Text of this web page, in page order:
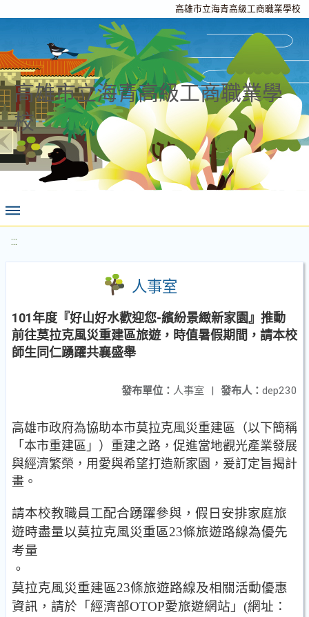
高雄市立海青高級工商職業學校
高雄市立海青高級工商職業學
校
:::
人事室
101年度『好山好水歡迎您-繽紛景緻新家園』推動
前往莫拉克風災重建區旅遊，時值暑假期間，請本校
師生同仁踴躍共襄盛舉
發布人： dep230
發布單位： 人事室 |
高雄市政府為協助本市莫拉克風災重建區（以下簡稱
「本市重建區」）重建之路，促進當地觀光產業發展
與經濟繁榮，用愛與希望打造新家園，爰訂定旨揭計
畫。
請本校教職員工配合踴躍參與，假日安排家庭旅
遊時盡量以莫拉克風災重區23條旅遊路線為優先
考量
。
莫拉克風災重建區23條旅遊路線及相關活動優惠
資訊，請於「經濟部OTOP愛旅遊網站」 (網址：